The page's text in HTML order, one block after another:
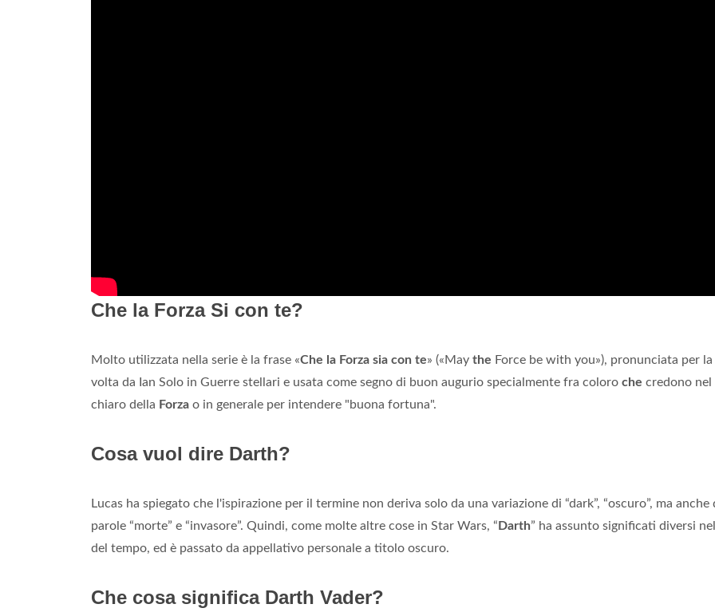
Che la Forza Si con te?
Molto utilizzata nella serie è la frase «Che la Forza sia con te» («May the Force be with you»), pronunciata per
volta da Ian Solo in Guerre stellari e usata come segno di buon augurio specialmente fra coloro che credono nel
chiaro della Forza o in generale per intendere "buona fortuna".
Cosa vuol dire Darth?
Lucas ha spiegato che l'ispirazione per il termine non deriva solo da una variazione di “dark”, “oscuro”, ma anche
parole “morte” e “invasore”. Quindi, come molte altre cose in Star Wars, “ Darth” ha assunto significati diversi
del tempo, ed è passato da appellativo personale a titolo oscuro.
Che cosa significa Darth Vader?